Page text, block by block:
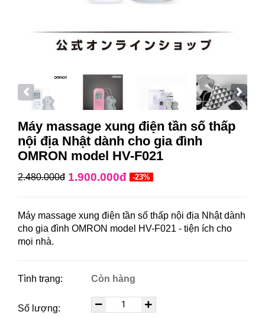
Máy massage xung điện tần số thấp
nội địa Nhật dành cho gia đình
OMRON model HV-F021
2.480.000đ 1.900.000đ -23%
Máy massage xung điện tần số thấp nội địa Nhật dành
cho gia đình OMRON model HV-F021 - tiện ích cho
mọi nhà.
Tình trạng: Còn hàng
Số lượng: